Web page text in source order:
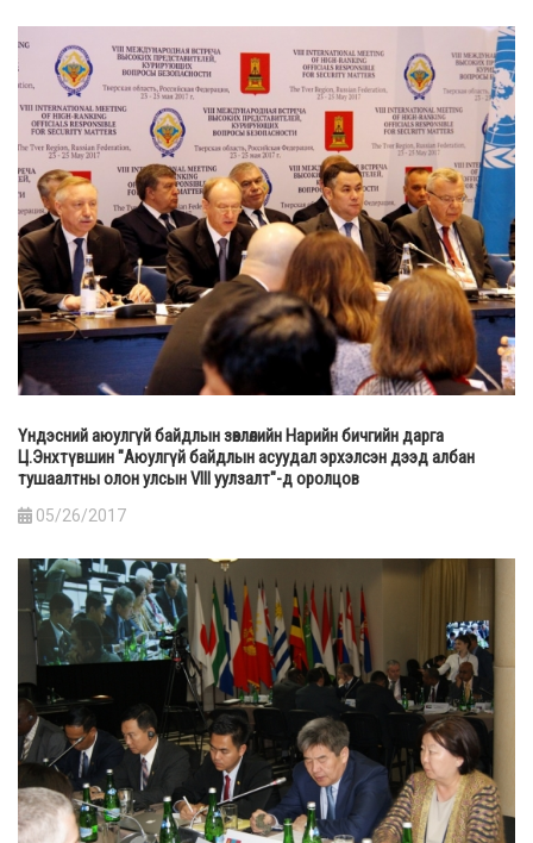
Үндэсний аюулгүй байдлын зөвлөлийн Нарийн бичгийн дарга
Ц.Энхтүвшин "Аюулгүй байдлын асуудал эрхэлсэн дээд албан
тушаалтны олон улсын VIII уулзалт"-д оролцов
05/26/2017